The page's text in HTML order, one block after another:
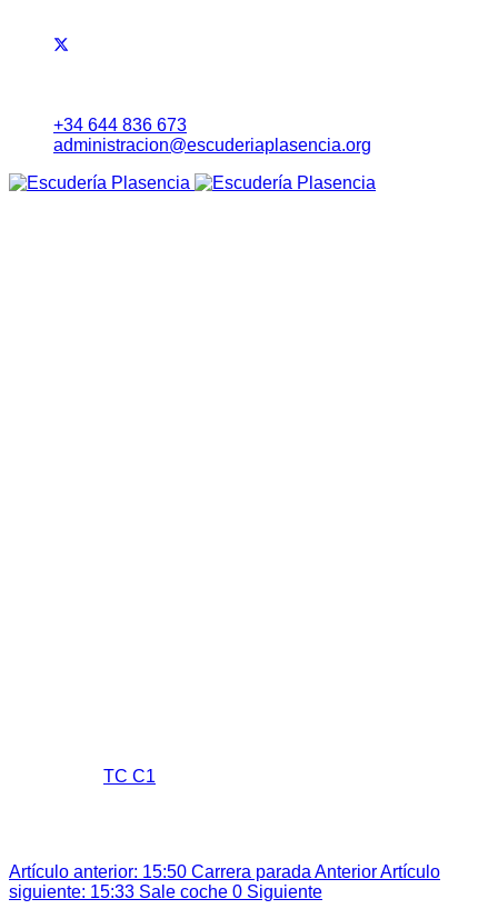
+34 644 836 673
administracion@escuderiaplasencia.org
TC C1
Artículo anterior: 15:50 Carrera parada AnteriorArtículo
siguiente: 15:33 Sale coche 0 Siguiente